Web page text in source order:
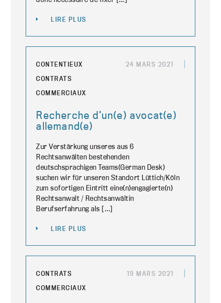
LIRE PLUS
CONTENTIEUX
CONTRATS
COMMERCIAUX
24 MARS 2021
Recherche d’un(e) avocat(e)
allemand(e)
Zur Verstärkung unseres aus 6
Rechtsanwälten bestehenden
deutschsprachigen Teams(German Desk)
suchen wir für unseren Standort Lüttich/Köln
zum sofortigen Eintritt eine(n)engagierte(n)
Rechtsanwalt / Rechtsanwältin
Berufserfahrung als […]
LIRE PLUS
CONTRATS
COMMERCIAUX
19 MARS 2021